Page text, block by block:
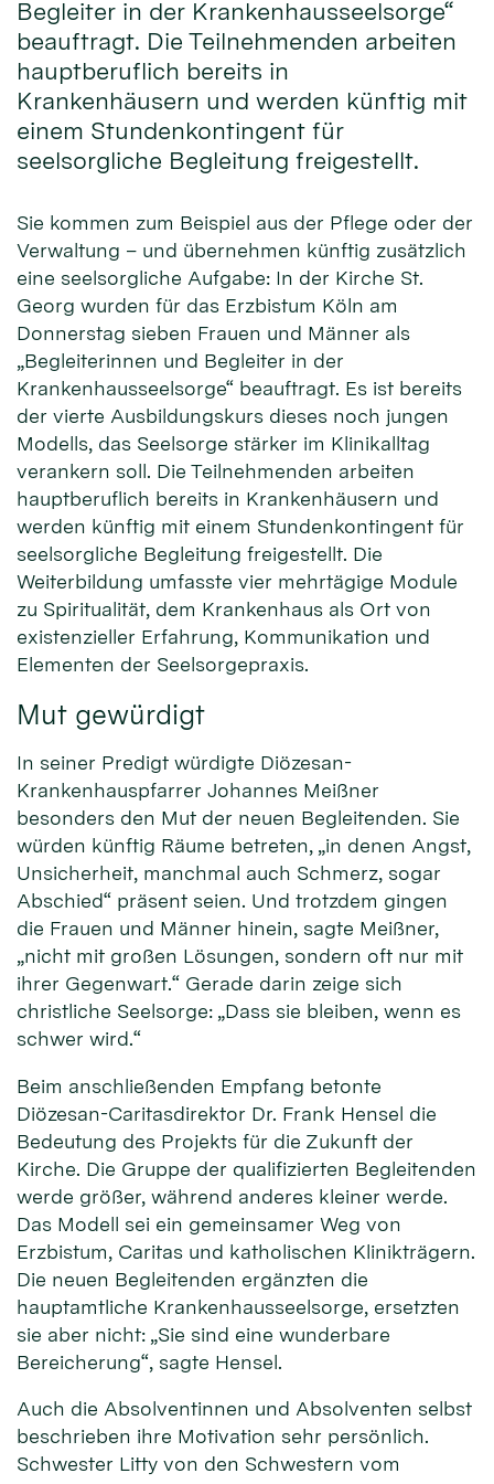
Begleiter in der Krankenhausseelsorge“
beauftragt. Die Teilnehmenden arbeiten
hauptberuflich bereits in
Krankenhäusern und werden künftig mit
einem Stundenkontingent für
seelsorgliche Begleitung freigestellt.
Sie kommen zum Beispiel aus der Pflege oder der
Verwaltung – und übernehmen künftig zusätzlich
eine seelsorgliche Aufgabe: In der Kirche St.
Georg wurden für das Erzbistum Köln am
Donnerstag sieben Frauen und Männer als
„Begleiterinnen und Begleiter in der
Krankenhausseelsorge“ beauftragt. Es ist bereits
der vierte Ausbildungskurs dieses noch jungen
Modells, das Seelsorge stärker im Klinikalltag
verankern soll. Die Teilnehmenden arbeiten
hauptberuflich bereits in Krankenhäusern und
werden künftig mit einem Stundenkontingent für
seelsorgliche Begleitung freigestellt. Die
Weiterbildung umfasste vier mehrtägige Module
zu Spiritualität, dem Krankenhaus als Ort von
existenzieller Erfahrung, Kommunikation und
Elementen der Seelsorgepraxis.
Mut gewürdigt
In seiner Predigt würdigte Diözesan-
Krankenhauspfarrer Johannes Meißner
besonders den Mut der neuen Begleitenden. Sie
würden künftig Räume betreten, „in denen Angst,
Unsicherheit, manchmal auch Schmerz, sogar
Abschied“ präsent seien. Und trotzdem gingen
die Frauen und Männer hinein, sagte Meißner,
„nicht mit großen Lösungen, sondern oft nur mit
ihrer Gegenwart.“ Gerade darin zeige sich
christliche Seelsorge: „Dass sie bleiben, wenn es
schwer wird.“
Beim anschließenden Empfang betonte
Diözesan-Caritasdirektor Dr. Frank Hensel die
Bedeutung des Projekts für die Zukunft der
Kirche. Die Gruppe der qualifizierten Begleitenden
werde größer, während anderes kleiner werde.
Das Modell sei ein gemeinsamer Weg von
Erzbistum, Caritas und katholischen Klinikträgern.
Die neuen Begleitenden ergänzten die
hauptamtliche Krankenhausseelsorge, ersetzten
sie aber nicht: „Sie sind eine wunderbare
Bereicherung“, sagte Hensel.
Auch die Absolventinnen und Absolventen selbst
beschrieben ihre Motivation sehr persönlich.
Schwester Litty von den Schwestern vom